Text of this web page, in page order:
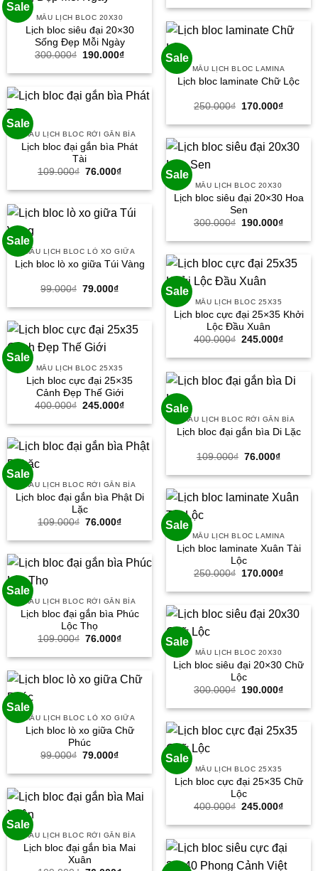
là:
tại
Sale
MẪU LỊCH BLOC 20X30
Lịch bloc siêu đại 20×30
Sống Đẹp Mỗi Ngày
300.000₫
Giá
là:
190.000₫Giá
tại
190.000₫.
Sale
MẪU LỊCH BLOC LAMINA
Lịch bloc laminate Chữ Lộc
250.000₫
Giá
là:
170.000₫Giá
tại
Sale
MẪU LỊCH BLOC RỜI GẮN BÌA
Lịch bloc đại gắn bìa Phát
Tài
109.000₫ Giá
là:
76.000₫Giá
tại
76.000₫.
Sale
MẪU LỊCH BLOC 20X30
Lịch bloc siêu đại 20×30 Hoa
Sen
300.000₫
Giá
là:
190.000₫Giá
tại
Sale
MẪU LỊCH BLOC LÒ XO GIỮA
Lịch bloc lò xo giữa Túi Vàng
99.000₫ Giá
là:
79.000₫Giá
tại
79.000₫.
Sale
MẪU LỊCH BLOC 25X35
Lịch bloc cực đại 25×35 Khởi
Lộc Đầu Xuân
400.000₫ Giá
là:
245.000₫Giá
tại
Sale
MẪU LỊCH BLOC 25X35
Lịch bloc cực đại 25×35
Cảnh Đẹp Thế Giới
400.000₫ Giá
là:
245.000₫Giá
tại
245.000₫.
Sale
MẪU LỊCH BLOC RỜI GẮN BÌA
Lịch bloc đại gắn bìa Di Lặc
109.000₫ Giá
là:
76.000₫Giá
tại
Sale
MẪU LỊCH BLOC RỜI GẮN BÌA
Lịch bloc đại gắn bìa Phật Di
Lặc
109.000₫ Giá
là:
76.000₫Giá
tại
76.000₫.
Sale
MẪU LỊCH BLOC LAMINA
Lịch bloc laminate Xuân Tài
Lộc
250.000₫
Giá
là:
170.000₫Giá
tại
Sale
MẪU LỊCH BLOC RỜI GẮN BÌA
Lịch bloc đại gắn bìa Phúc
Lộc Thọ
109.000₫ Giá
là:
76.000₫Giá
tại
76.000₫.
Sale
MẪU LỊCH BLOC 20X30
Lịch bloc siêu đại 20×30 Chữ
Lộc
300.000₫
Giá
là:
190.000₫Giá
tại
Sale
MẪU LỊCH BLOC LÒ XO GIỮA
Lịch bloc lò xo giữa Chữ
Phúc
99.000₫ Giá
là:
79.000₫Giá
tại
79.000₫.
Sale
MẪU LỊCH BLOC 25X35
Lịch bloc cực đại 25×35 Chữ
Lộc
400.000₫ Giá
là:
245.000₫Giá
tại
Sale
MẪU LỊCH BLOC RỜI GẮN BÌA
Lịch bloc đại gắn bìa Mai
Xuân